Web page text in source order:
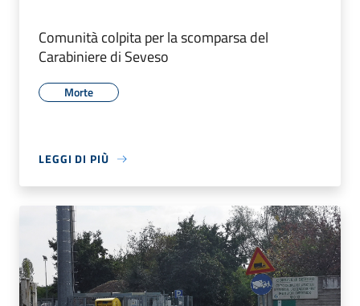
Comunità colpita per la scomparsa del
Carabiniere di Seveso
Morte
LEGGI DI PIÙ